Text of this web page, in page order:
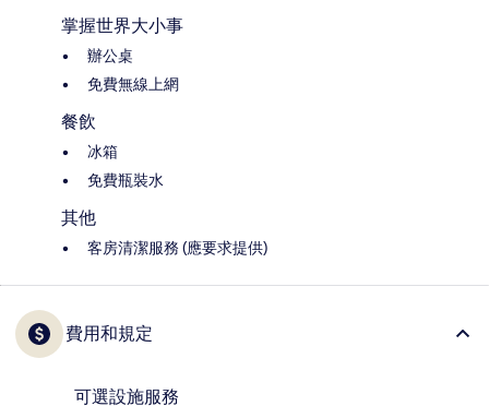
掌握世界大小事
辦公桌
免費無線上網
餐飲
冰箱
免費瓶裝水
其他
客房清潔服務 (應要求提供)
費用和規定
可選設施服務